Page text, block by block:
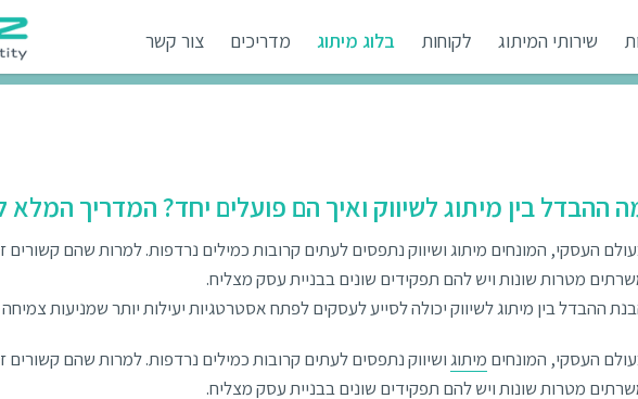
שירותי המיתוג לקוחות בלוג מיתוג מדריכים צור קשר
ההבדל בין מיתוג לשיווק ואיך הם פועלים יחד? המדריך
העסקי, המונחים מיתוג ושיווק נתפסים לעתים קרובות כמילים נרדפות. למרות שהם קשורים
מטרות שונות ויש להם תפקידים שונים בבניית עסק מצליח.
ההבדל בין מיתוג לשיווק יכולה לסייע לעסקים לפתח אסטרטגיות יעילות יותר שמניעות
העסקי, המונחים מיתוגושיווק נתפסים לעתים קרובות כמילים נרדפות. למרות שהם קשורים
מטרות שונות ויש להם תפקידים שונים בבניית עסק מצליח.